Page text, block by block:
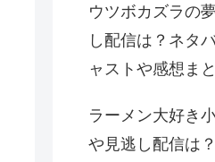
ウツボカズラの
し配信は？ネタ
ャストや感想まと
ラーメン大好き
や見逃し配信は